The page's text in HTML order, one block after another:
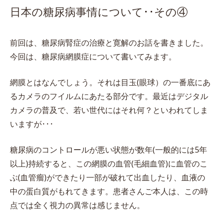
日本の糖尿病事情について･･その④
前回は、糖尿病腎症の治療と寛解のお話を書きました。
今回は、糖尿病網膜症について書いてみます。
網膜とはなんでしょう。それは目玉(眼球）の一番底にあ
るカメラのフイルムにあたる部分です。最近はデジタル
カメラの普及で、若い世代にはそれ何？といわれてしま
いますが･･･
糖尿病のコントロールが悪い状態が数年(一般的には5年
以上)持続すると、この網膜の血管(毛細血管)に血管のこ
ぶ(血管瘤)ができたり一部が破れて出血したり、血液の
中の蛋白質がもれてきます。患者さんご本人は、この時
点では全く視力の異常は感じません。